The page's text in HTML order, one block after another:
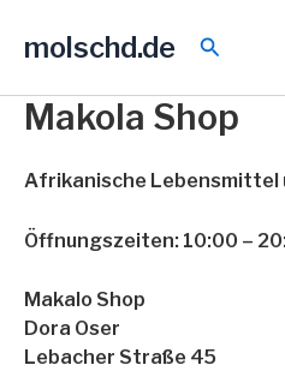
Inhaltmolschd.de Suchen
Makola Shop
Afrikanische Lebensmittel
Öffnungszeiten: 10:00 –
Makalo Shop
Dora Oser
Lebacher Straße 45